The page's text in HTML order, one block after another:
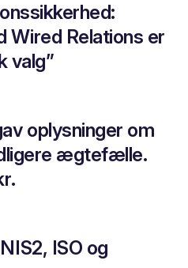
Wired Relations er
valg”
oplysninger om
ægtefælle.
ISO og